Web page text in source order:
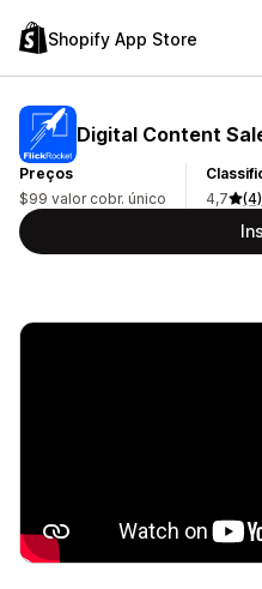
Shopify App Store
Digital Content
Preços
$99 valor cobr. único
4,7
(4)